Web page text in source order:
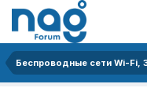
Беспроводные сети Wi-Fi,